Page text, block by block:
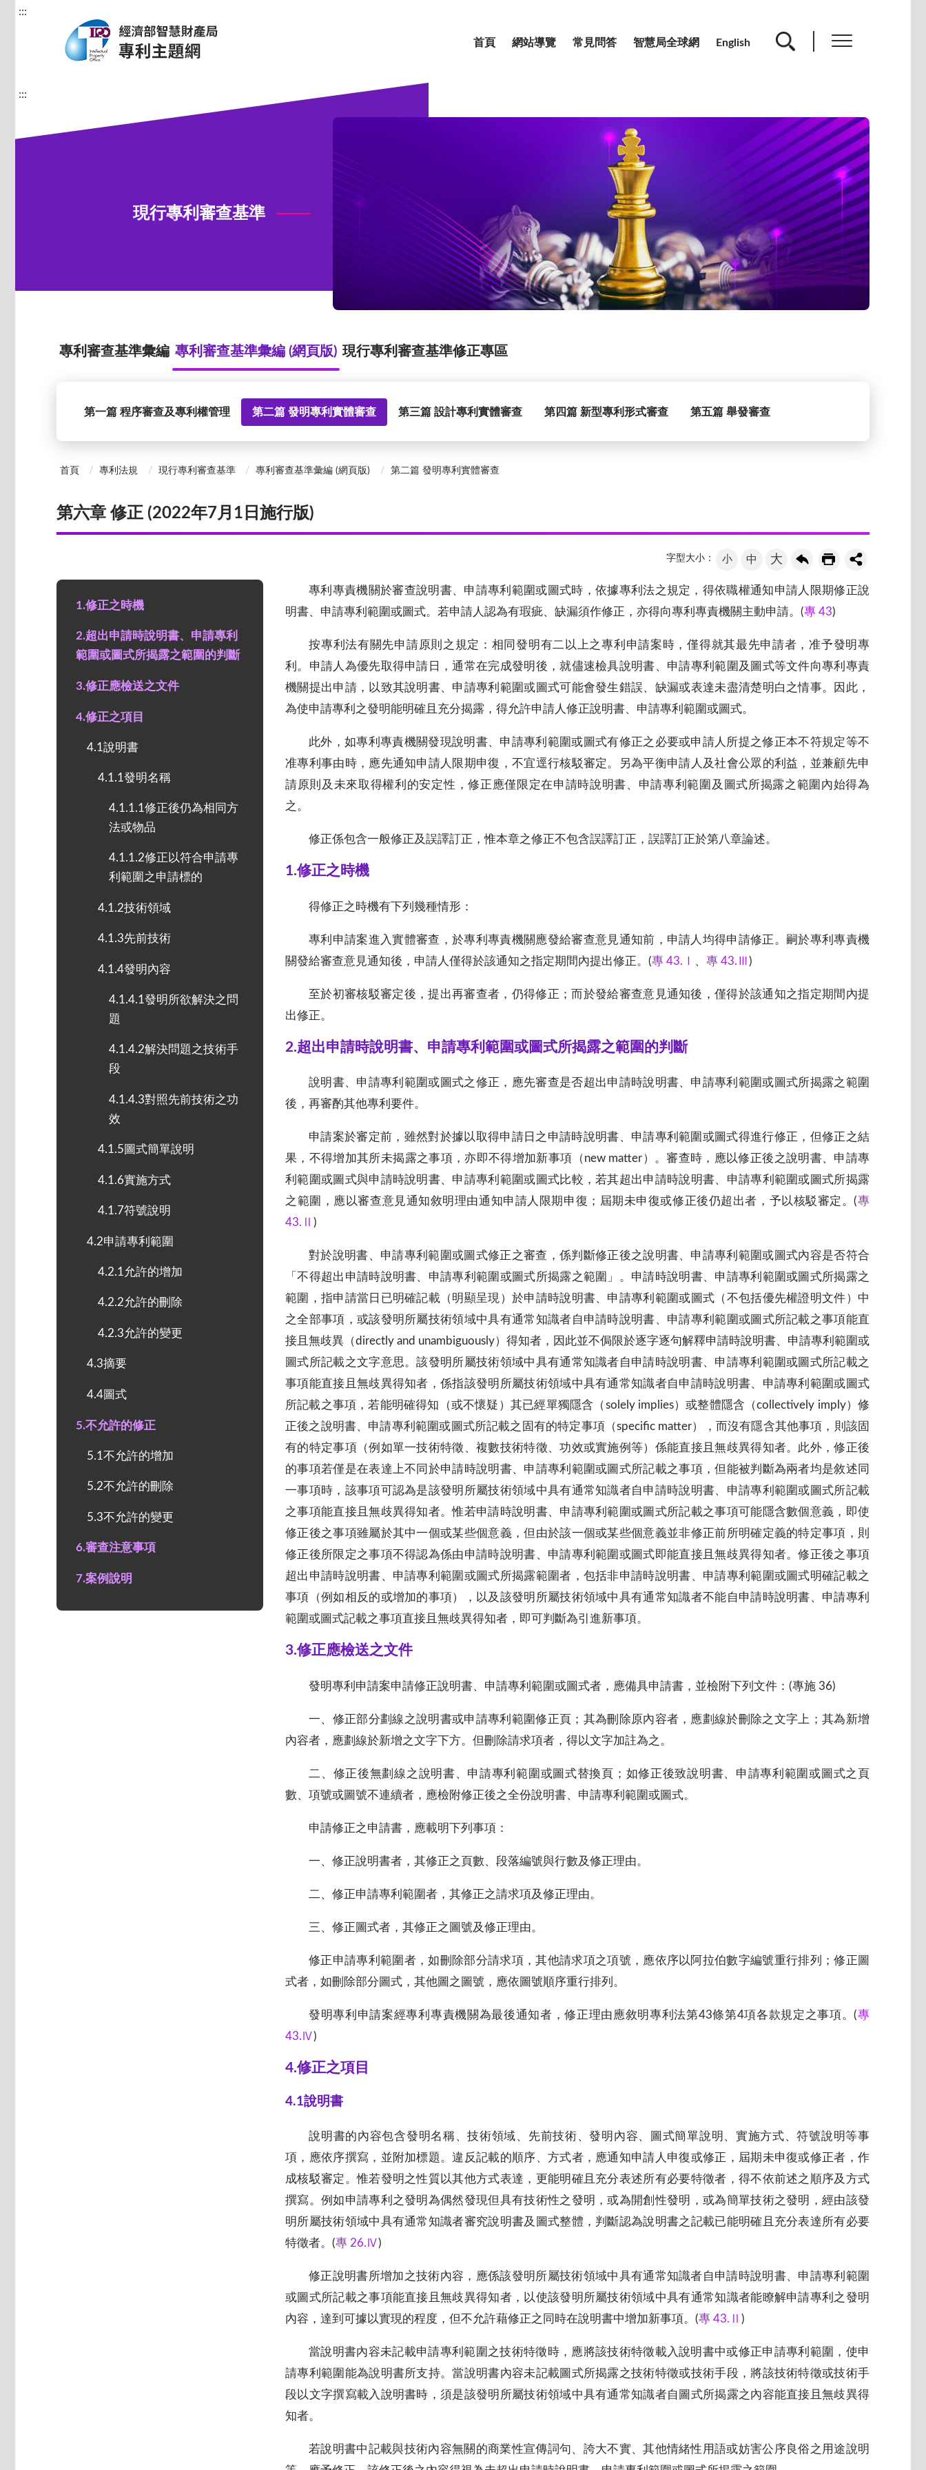
:::
首頁 網站導覽 常見問答 智慧局全球網 English
:::
現行專利審查基準
專利審查基準彙編 專利審查基準彙編 (網頁版)
第一篇 程序審查及專利權管理 第二篇 發明專利實體審查 第三篇 設計專利實體審查 第四篇 新型專利形式審查 第五篇 舉發審查
現行專利審查基準修正專區
首頁 專利法規 現行專利審查基準 專利審查基準彙編 (網頁版) 第二篇 發明專利實體審查
第六章 修正 (2022年7月1日施行版)
字型大小： 小 中 大
1.修正之時機
2.超出申請時說明書、申請專利
範圍或圖式所揭露之範圍的判斷
3.修正應檢送之文件
4.修正之項目
4.1說明書
4.1.1發明名稱
4.1.1.1修正後仍為相同方
法或物品
4.1.1.2修正以符合申請專
利範圍之申請標的
4.1.2技術領域
4.1.3先前技術
4.1.4發明內容
4.1.4.1發明所欲解決之問
題
4.1.4.2解決問題之技術手
段
4.1.4.3對照先前技術之功
效
4.1.5圖式簡單說明
4.1.6實施方式
4.1.7符號說明
4.2申請專利範圍
4.2.1允許的增加
4.2.2允許的刪除
4.2.3允許的變更
4.3摘要
4.4圖式
5.不允許的修正
5.1不允許的增加
5.2不允許的刪除
5.3不允許的變更
6.審查注意事項
7.案例說明
專利專責機關於審查說明書、申請專利範圍或圖式時，依據專利法之規定，得依職權通知申請人限期修正說
明書、申請專利範圍或圖式。若申請人認為有瑕疵、缺漏須作修正，亦得向專利專責機關主動申請。(專 43)
按專利法有關先申請原則之規定：相同發明有二以上之專利申請案時，僅得就其最先申請者，准予發明專
利。申請人為優先取得申請日，通常在完成發明後，就儘速檢具說明書、申請專利範圍及圖式等文件向專利專責
機關提出申請，以致其說明書、申請專利範圍或圖式可能會發生錯誤、缺漏或表達未盡清楚明白之情事。因此，
為使申請專利之發明能明確且充分揭露，得允許申請人修正說明書、申請專利範圍或圖式。
此外，如專利專責機關發現說明書、申請專利範圍或圖式有修正之必要或申請人所提之修正本不符規定等不
准專利事由時，應先通知申請人限期申復，不宜逕行核駁審定。另為平衡申請人及社會公眾的利益，並兼顧先申
請原則及未來取得權利的安定性，修正應僅限定在申請時說明書、申請專利範圍及圖式所揭露之範圍內始得為
之。
修正係包含一般修正及誤譯訂正，惟本章之修正不包含誤譯訂正，誤譯訂正於第八章論述。
1.修正之時機
得修正之時機有下列幾種情形：
專利申請案進入實體審查，於專利專責機關應發給審查意見通知前，申請人均得申請修正。嗣於專利專責機
關發給審查意見通知後，申請人僅得於該通知之指定期間內提出修正。(專 43.Ⅰ 、 專 43.Ⅲ )
至於初審核駁審定後，提出再審查者，仍得修正；而於發給審查意見通知後，僅得於該通知之指定期間內提
出修正。
2.超出申請時說明書、申請專利範圍或圖式所揭露之範圍的判斷
說明書、申請專利範圍或圖式之修正，應先審查是否超出申請時說明書、申請專利範圍或圖式所揭露之範圍
後，再審酌其他專利要件。
申請案於審定前，雖然對於據以取得申請日之申請時說明書、申請專利範圍或圖式得進行修正，但修正之結
果，不得增加其所未揭露之事項，亦即不得增加新事項（new matter）。審查時，應以修正後之說明書、申請專
利範圍或圖式與申請時說明書、申請專利範圍或圖式比較，若其超出申請時說明書、申請專利範圍或圖式所揭露
之範圍，應以審查意見通知敘明理由通知申請人限期申復；屆期未申復或修正後仍超出者，予以核駁審定。(專
43.Ⅱ )
對於說明書、申請專利範圍或圖式修正之審查，係判斷修正後之說明書、申請專利範圍或圖式內容是否符合
「不得超出申請時說明書、申請專利範圍或圖式所揭露之範圍」。申請時說明書、申請專利範圍或圖式所揭露之
範圍，指申請當日已明確記載（明顯呈現）於申請時說明書、申請專利範圍或圖式（不包括優先權證明文件）中
之全部事項，或該發明所屬技術領域中具有通常知識者自申請時說明書、申請專利範圍或圖式所記載之事項能直
接且無歧異（directly and unambiguously）得知者，因此並不侷限於逐字逐句解釋申請時說明書、申請專利範圍或
圖式所記載之文字意思。該發明所屬技術領域中具有通常知識者自申請時說明書、申請專利範圍或圖式所記載之
事項能直接且無歧異得知者，係指該發明所屬技術領域中具有通常知識者自申請時說明書、申請專利範圍或圖式
所記載之事項，若能明確得知（或不懷疑）其已經單獨隱含（solely implies）或整體隱含（collectively imply）修
正後之說明書、申請專利範圍或圖式所記載之固有的特定事項（specific matter），而沒有隱含其他事項，則該固
有的特定事項（例如單一技術特徵、複數技術特徵、功效或實施例等）係能直接且無歧異得知者。此外，修正後
的事項若僅是在表達上不同於申請時說明書、申請專利範圍或圖式所記載之事項，但能被判斷為兩者均是敘述同
一事項時，該事項可認為是該發明所屬技術領域中具有通常知識者自申請時說明書、申請專利範圍或圖式所記載
之事項能直接且無歧異得知者。惟若申請時說明書、申請專利範圍或圖式所記載之事項可能隱含數個意義，即使
修正後之事項雖屬於其中一個或某些個意義，但由於該一個或某些個意義並非修正前所明確定義的特定事項，則
修正後所限定之事項不得認為係由申請時說明書、申請專利範圍或圖式即能直接且無歧異得知者。修正後之事項
超出申請時說明書、申請專利範圍或圖式所揭露範圍者，包括非申請時說明書、申請專利範圍或圖式明確記載之
事項（例如相反的或增加的事項），以及該發明所屬技術領域中具有通常知識者不能自申請時說明書、申請專利
範圍或圖式記載之事項直接且無歧異得知者，即可判斷為引進新事項。
3.修正應檢送之文件
發明專利申請案申請修正說明書、申請專利範圍或圖式者，應備具申請書，並檢附下列文件：(專施 36)
一、修正部分劃線之說明書或申請專利範圍修正頁；其為刪除原內容者，應劃線於刪除之文字上；其為新增
內容者，應劃線於新增之文字下方。但刪除請求項者，得以文字加註為之。
二、修正後無劃線之說明書、申請專利範圍或圖式替換頁；如修正後致說明書、申請專利範圍或圖式之頁
數、項號或圖號不連續者，應檢附修正後之全份說明書、申請專利範圍或圖式。
申請修正之申請書，應載明下列事項：
一、修正說明書者，其修正之頁數、段落編號與行數及修正理由。
二、修正申請專利範圍者，其修正之請求項及修正理由。
三、修正圖式者，其修正之圖號及修正理由。
修正申請專利範圍者，如刪除部分請求項，其他請求項之項號，應依序以阿拉伯數字編號重行排列；修正圖
式者，如刪除部分圖式，其他圖之圖號，應依圖號順序重行排列。
發明專利申請案經專利專責機關為最後通知者，修正理由應敘明專利法第43條第4項各款規定之事項。(專
43.Ⅳ)
4.修正之項目
4.1說明書
說明書的內容包含發明名稱、技術領域、先前技術、發明內容、圖式簡單說明、實施方式、符號說明等事
項，應依序撰寫，並附加標題。違反記載的順序、方式者，應通知申請人申復或修正，屆期未申復或修正者，作
成核駁審定。惟若發明之性質以其他方式表達，更能明確且充分表述所有必要特徵者，得不依前述之順序及方式
撰寫。例如申請專利之發明為偶然發現但具有技術性之發明，或為開創性發明，或為簡單技術之發明，經由該發
明所屬技術領域中具有通常知識者審究說明書及圖式整體，判斷認為說明書之記載已能明確且充分表達所有必要
特徵者。(專 26.Ⅳ)
修正說明書所增加之技術內容，應係該發明所屬技術領域中具有通常知識者自申請時說明書、申請專利範圍
或圖式所記載之事項能直接且無歧異得知者，以使該發明所屬技術領域中具有通常知識者能瞭解申請專利之發明
內容，達到可據以實現的程度，但不允許藉修正之同時在說明書中增加新事項。(專 43.Ⅱ )
當說明書內容未記載申請專利範圍之技術特徵時，應將該技術特徵載入說明書中或修正申請專利範圍，使申
請專利範圍能為說明書所支持。當說明書內容未記載圖式所揭露之技術特徵或技術手段，將該技術特徵或技術手
段以文字撰寫載入說明書時，須是該發明所屬技術領域中具有通常知識者自圖式所揭露之內容能直接且無歧異得
知者。
若說明書中記載與技術內容無關的商業性宣傳詞句、誇大不實、其他情緒性用語或妨害公序良俗之用途說明